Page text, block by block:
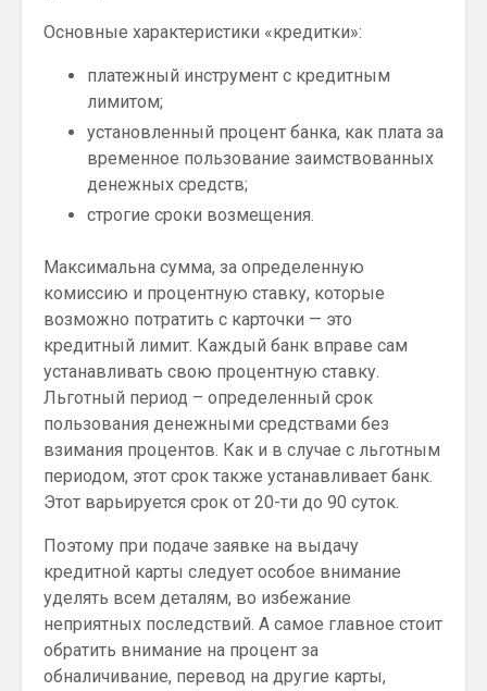
Основные характеристики «кредитки»:
платежный инструмент с кредитным
лимитом;
установленный процент банка, как плата за
временное пользование заимствованных
денежных средств;
строгие сроки возмещения.
Максимальна сумма, за определенную
комиссию и процентную ставку, которые
возможно потратить с карточки — это
кредитный лимит. Каждый банк вправе сам
устанавливать свою процентную ставку.
Льготный период – определенный срок
пользования денежными средствами без
взимания процентов. Как и в случае с льготным
периодом, этот срок также устанавливает банк.
Этот варьируется срок от 20-ти до 90 суток.
Поэтому при подаче заявке на выдачу
кредитной карты следует особое внимание
уделять всем деталям, во избежание
неприятных последствий. А самое главное стоит
обратить внимание на процент за
обналичивание, перевод на другие карты,